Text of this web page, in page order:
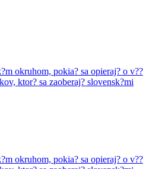
okruhom, pokia? sa opieraj? o v??
ktor? sa zaoberaj? slovensk?mi
okruhom, pokia? sa opieraj? o v??